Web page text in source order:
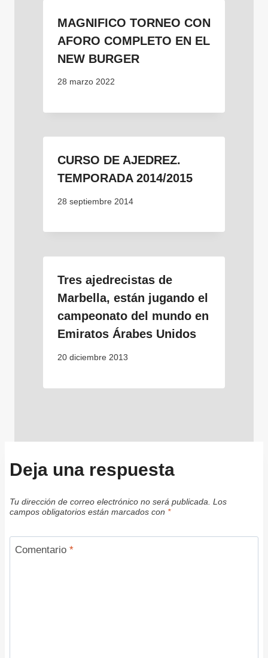
MAGNIFICO TORNEO CON
AFORO COMPLETO EN EL
NEW BURGER
28 marzo 2022
CURSO DE AJEDREZ.
TEMPORADA 2014/2015
28 septiembre 2014
Tres ajedrecistas de
Marbella, están jugando el
campeonato del mundo en
Emiratos Árabes Unidos
20 diciembre 2013
Deja una respuesta
Tu dirección de correo electrónico no será publicada. Los
campos obligatorios están marcados con *
Comentario *